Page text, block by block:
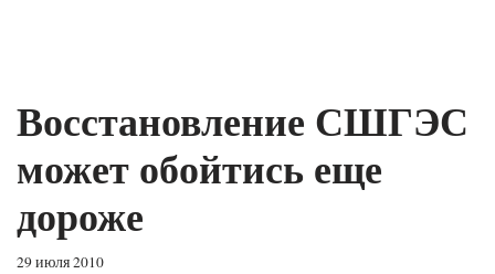
Восстановление СШГЭС
может обойтись еще
дороже
29 июля 2010